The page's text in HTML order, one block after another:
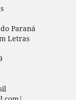
Paraná
Letras